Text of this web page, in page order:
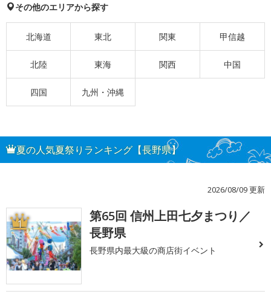
その他のエリアから探す
北海道 東北 関東 甲信越
北陸 東海 関西 中国
四国 九州・沖縄
夏の人気夏祭りランキング【長野県】
2026/08/09 更新
1
第65回 信州上田七夕まつり／
長野県
長野県内最大級の商店街イベント